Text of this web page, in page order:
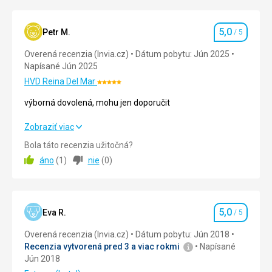
Festival
hostí
účastníkou
celého
sveta
Indonézie,
Anglicka,
Belgicka,
Holandska,
Írska
Mesto
Burgas
jedným
Petr M. Hodnotenie
5,0 / 5
Overená recenzia (Invia.cz)
Dátum pobytu: Jún 2025
Napísané Jún 2025
HVD Reina Del MarHodnotenie:
5/5
výborná dovolená, mohu jen doporučit
výborná dovolená, mohu jen doporučit
Strava
Služby 5,0/ 5
Cena 5,0
Zobraziť viac
Bola táto recenzia užitočná?
áno (1 ) nie (0)
Eva R. Hodnotenie
5,0 / 5
Overená recenzia (Invia.cz)
Dátum pobytu: Jún 2018
Recenzia vytvorená pred 3 a viac rokmi
Napísané
Jún 2018